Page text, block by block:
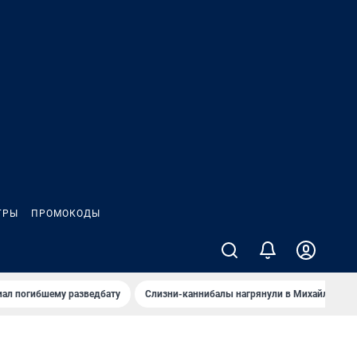
ПРОМОКОДЫ
погибшему разведбату Слизни-каннибалы нагрянули в Михайлов